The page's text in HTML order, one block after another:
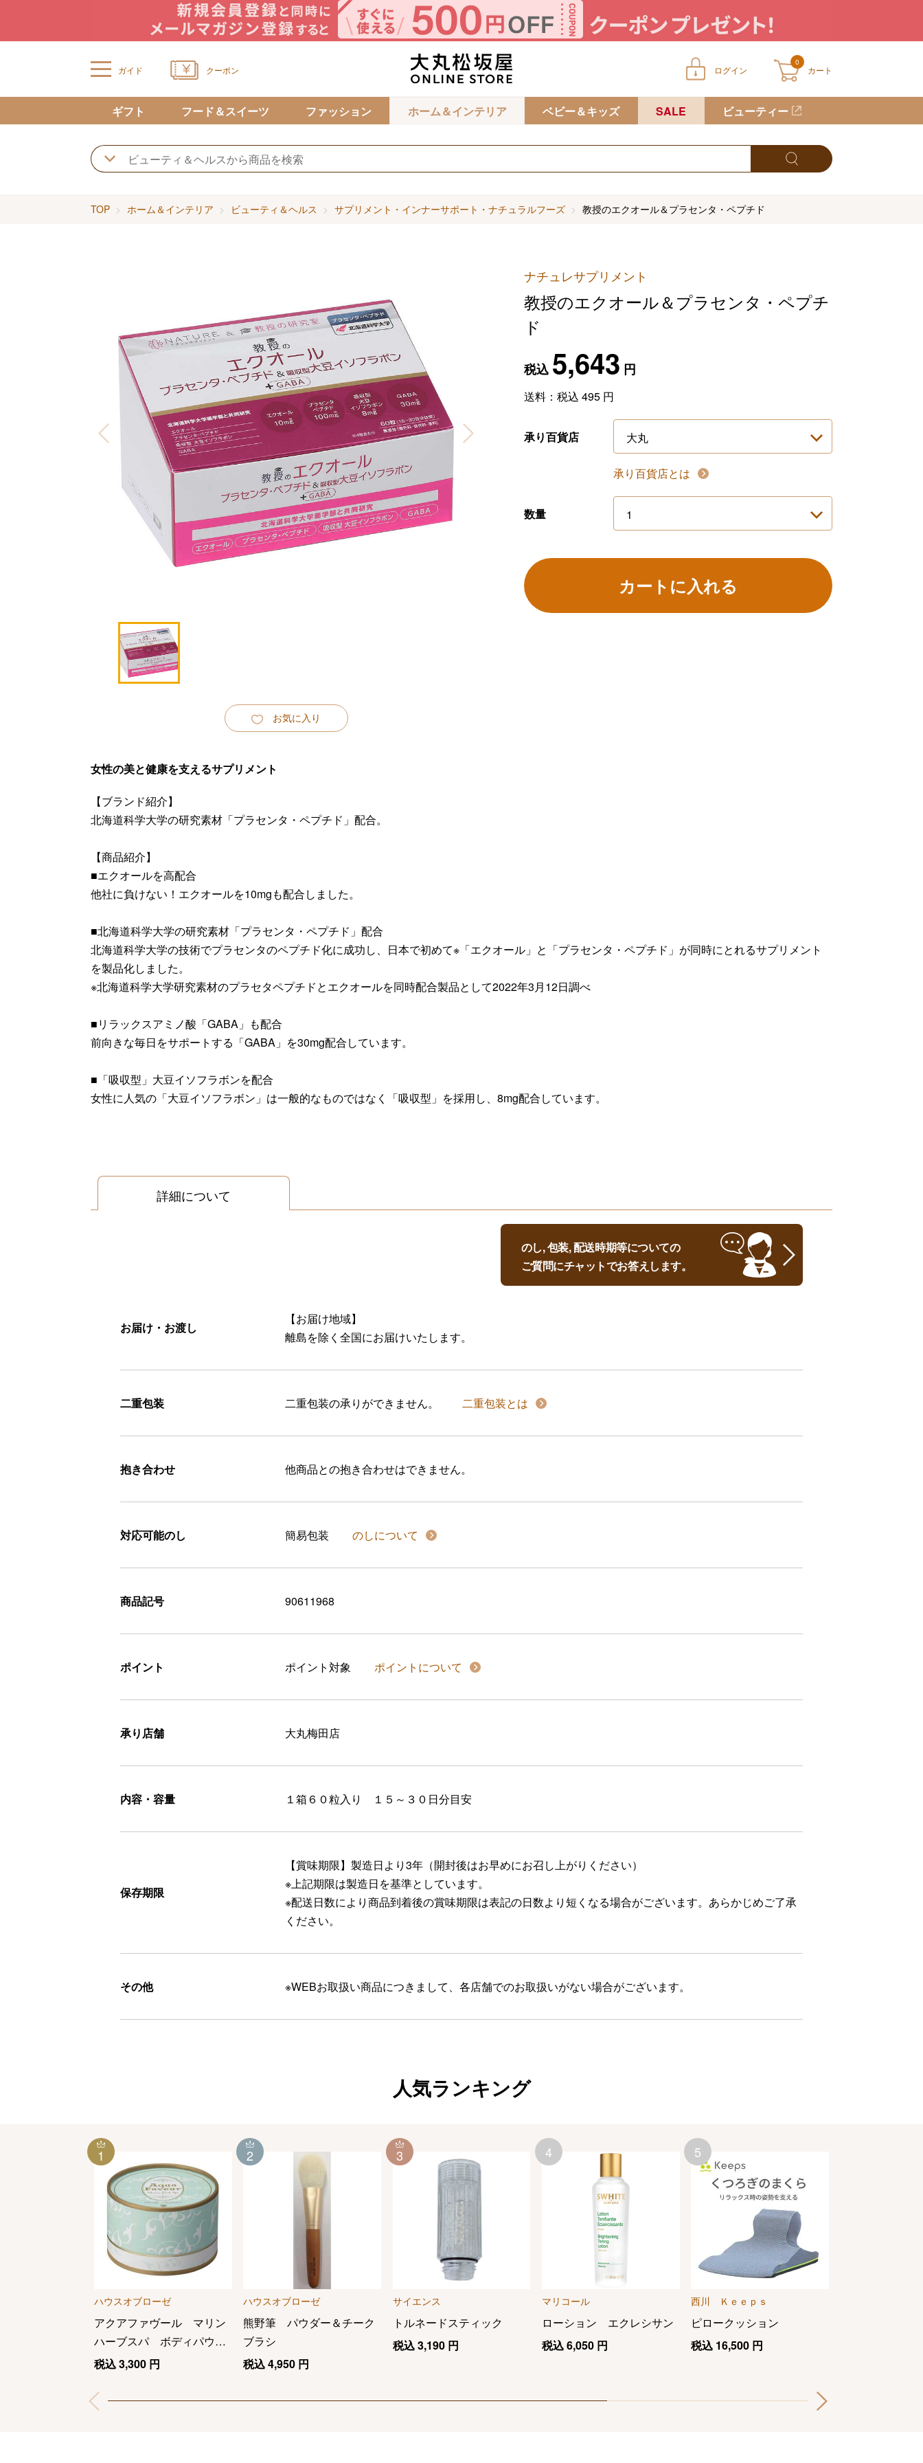
ガイド クーポン ログイン
0
カート
カートに商品が入っていません
ギフト フード＆スイーツ ファッション ホーム＆インテリア ベビー＆キッズ SALE ビューティー
TOP ホーム＆インテリア ビューティ＆ヘルス サプリメント・インナーサポート・ナチュラルフーズ 教授のエクオール＆プラセンタ・ペプチド
お気に入り
ナチュレサプリメント
教授のエクオール＆プラセンタ・ペプチ
ド
税込5,643 円
送料：税込 495円
承り百貨店
承り百貨店とは
数量
カートに入れる
女性の美と健康を支えるサプリメント
【ブランド紹介】
北海道科学大学の研究素材「プラセンタ・ペプチド」配合。
【商品紹介】
■エクオールを高配合
他社に負けない！エクオールを10mgも配合しました。
■北海道科学大学の研究素材「プラセンタ・ペプチド」配合
北海道科学大学の技術でプラセンタのペプチド化に成功し、日本で初めて※「エクオール」と「プラセンタ・ペプチド」が同時にとれるサプリメント
を製品化しました。
※北海道科学大学研究素材のプラセタペプチドとエクオールを同時配合製品として2022年3月12日調べ
■リラックスアミノ酸「GABA」も配合
前向きな毎日をサポートする「GABA」を30mg配合しています。
■「吸収型」大豆イソフラボンを配合
女性に人気の「大豆イソフラボン」は一般的なものではなく「吸収型」を採用し、8mg配合しています。
詳細について
のし, 包装, 配送時期等についての
ご質問にチャットでお答えします。
お届け・お渡し
【お届け地域】
離島を除く全国にお届けいたします。
二重包装 二重包装の承りができません。 二重包装とは
抱き合わせ 他商品との抱き合わせはできません。
対応可能のし 簡易包装 のしについて
商品記号 90611968
ポイント ポイント対象 ポイントについて
承り店舗 大丸梅田店
内容・容量 １箱６０粒入り １５～３０日分目安
保存期限
【賞味期限】製造日より3年（開封後はお早めにお召し上がりください）
※上記期限は製造日を基準としています。
※配送日数により商品到着後の賞味期限は表記の日数より短くなる場合がございます。あらかじめご了承
ください。
その他 ※WEBお取扱い商品につきまして、各店舗でのお取扱いがない場合がございます。
人気ランキング
ハウスオブローゼ
アクアファヴール マリン
ハーブスパ ボディパウダ
ー
税込3,300 円
1
ハウスオブローゼ
熊野筆 パウダー＆チーク
ブラシ
税込4,950 円
2
サイエンス
トルネードスティック
税込3,190円
3
マリコール
ローション エクレシサン
税込6,050 円
4
西川 Ｋｅｅｐｓ
ピロークッション
税込 16,500 円
5